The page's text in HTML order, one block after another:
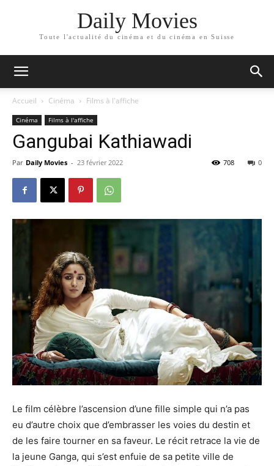
Daily Movies
Toute l'actualité du cinéma et du cinéma en Suisse
Accueil Cinéma Films à l'affiche
Cinéma Films à l'affiche
Gangubai Kathiawadi
Par Daily Movies - 23 février 2022 0
708
Le film célèbre l’ascension d’une fille simple qui n’a pas
eu d’autre choix que d’embrasser les voies du destin et
de les faire tourner en sa faveur. Le récit retrace la vie de
la jeune Ganga, qui s’est enfuie de sa petite ville de